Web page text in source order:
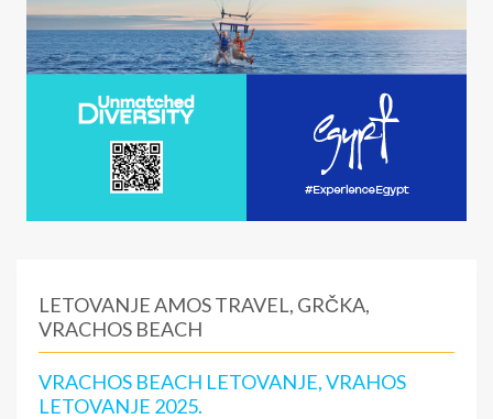
LETOVANJE AMOS TRAVEL, GRČKA,
VRACHOS BEACH
VRACHOS BEACH LETOVANJE, VRAHOS
LETOVANJE 2025.